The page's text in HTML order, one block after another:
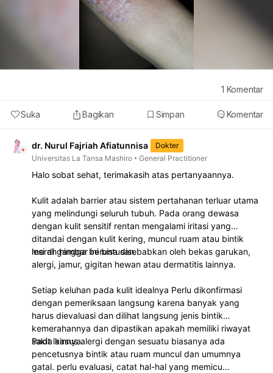
Suka Bagikan Simpan Komentar
1 Komentar
dr. Nurul Fajriah Afiatunnisa
Dokter
Universitas La Tansa Mashiro
General Practitioner
Halo sobat sehat, terimakasih atas pertanyaannya.
Kulit adalah barrier atau sistem pertahanan terluar utama
yang melindungi seluruh tubuh. Pada orang dewasa
dengan kulit sensitif rentan mengalami iritasi yang
ditandai dengan kulit kering, muncul ruam atau bintik
merah hingga beruntusan.
lesi di gambar ini bisa disebabkan oleh bekas garukan,
alergi, jamur, gigitan hewan atau dermatitis lainnya.
Setiap keluhan pada kulit idealnya Perlu dikonfirmasi
dengan pemeriksaan langsung karena banyak yang
harus dievaluasi dan dilihat langsung jenis bintik
kemerahannya dan dipastikan apakah memiliki riwayat
sakit lainnya.
Pada kasus alergi dengan sesuatu biasanya ada
pencetusnya bintik atau ruam muncul dan umumnya
gatal. perlu evaluasi, catat hal-hal yang memicu